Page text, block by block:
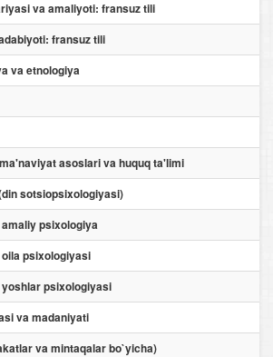
va amaliyoti: fransuz tili
fransuz tili
va etnologiya
asoslari va huquq ta'limi
sotsiopsixologiyasi)
psixologiya
psixologiyasi
psixologiyasi
va madaniyati
va mintaqalar bo`yicha)